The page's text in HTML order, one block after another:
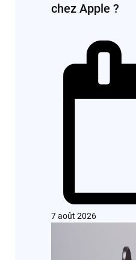
chez Apple ?
7 août 2026